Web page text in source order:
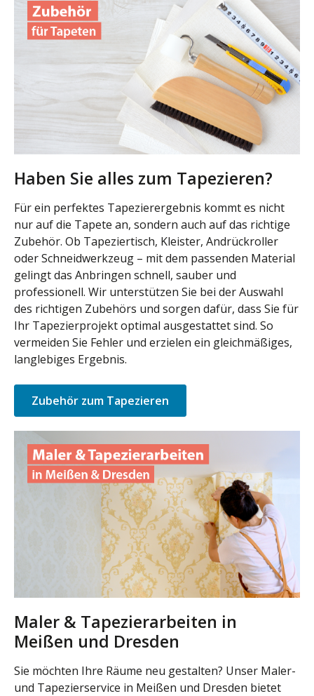
Haben Sie alles zum Tapezieren?
Für ein perfektes Tapezierergebnis kommt es nicht
nur auf die Tapete an, sondern auch auf das richtige
Zubehör. Ob Tapeziertisch, Kleister, Andrückroller
oder Schneidwerkzeug – mit dem passenden Material
gelingt das Anbringen schnell, sauber und
professionell. Wir unterstützen Sie bei der Auswahl
des richtigen Zubehörs und sorgen dafür, dass Sie für
Ihr Tapezierprojekt optimal ausgestattet sind. So
vermeiden Sie Fehler und erzielen ein gleichmäßiges,
langlebiges Ergebnis.
Zubehör zum Tapezieren
Maler & Tapezierarbeiten in
Meißen und Dresden
Sie möchten Ihre Räume neu gestalten? Unser Maler-
und Tapezierservice in Meißen und Dresden bietet